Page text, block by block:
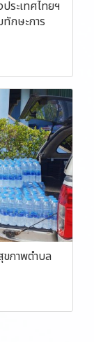
ระเทศไทยฯ
กษะการ
ภาพตำบล